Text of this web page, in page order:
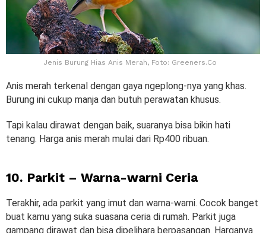
Jenis Burung Hias Anis Merah, Foto: Greeners.Co
Anis merah terkenal dengan gaya ngeplong-nya yang khas.
Burung ini cukup manja dan butuh perawatan khusus.
Tapi kalau dirawat dengan baik, suaranya bisa bikin hati
tenang. Harga anis merah mulai dari Rp400 ribuan.
10. Parkit – Warna-warni Ceria
Terakhir, ada parkit yang imut dan warna-warni. Cocok banget
buat kamu yang suka suasana ceria di rumah. Parkit juga
gampang dirawat dan bisa dipelihara berpasangan. Harganya